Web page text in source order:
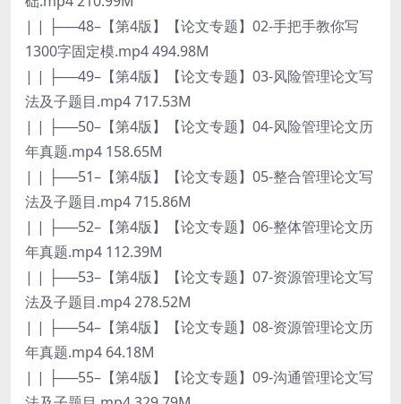
| | ├──48–【第4版】【论文专题】02-手把手教你写
1300字固定模.mp4 494.98M
| | ├──49–【第4版】【论文专题】03-风险管理论文写
法及子题目.mp4 717.53M
| | ├──50–【第4版】【论文专题】04-风险管理论文历
年真题.mp4 158.65M
| | ├──51–【第4版】【论文专题】05-整合管理论文写
法及子题目.mp4 715.86M
| | ├──52–【第4版】【论文专题】06-整体管理论文历
年真题.mp4 112.39M
| | ├──53–【第4版】【论文专题】07-资源管理论文写
法及子题目.mp4 278.52M
| | ├──54–【第4版】【论文专题】08-资源管理论文历
年真题.mp4 64.18M
| | ├──55–【第4版】【论文专题】09-沟通管理论文写